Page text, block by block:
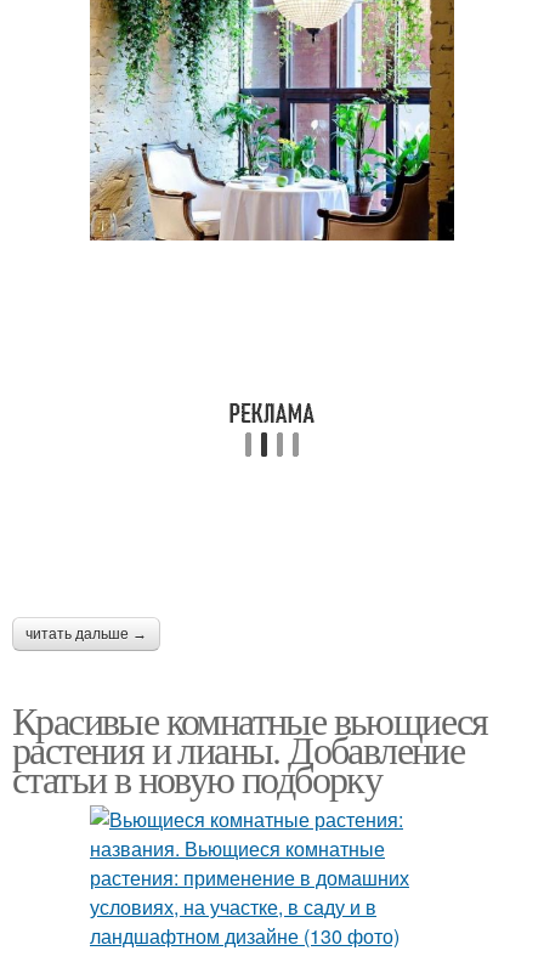
читать дальше →
Красивые комнатные вьющиеся
растения и лианы. Добавление
статьи в новую подборку